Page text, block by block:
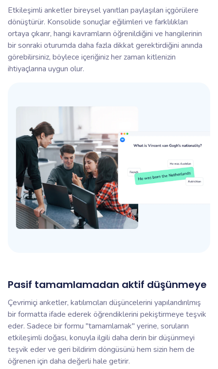
Etkileşimli anketler bireysel yanıtları paylaşılan içgörülere
dönüştürür. Konsolide sonuçlar eğilimleri ve farklılıkları
ortaya çıkarır, hangi kavramların öğrenildiğini ve hangilerinin
bir sonraki oturumda daha fazla dikkat gerektirdiğini anında
görebilirsiniz, böylece içeriğiniz her zaman kitlenizin
ihtiyaçlarına uygun olur.
Pasif tamamlamadan aktif düşünmeye
Çevrimiçi anketler, katılımcıları düşüncelerini yapılandırılmış
bir formatta ifade ederek öğrendiklerini pekiştirmeye teşvik
eder. Sadece bir formu "tamamlamak" yerine, soruların
etkileşimli doğası, konuyla ilgili daha derin bir düşünmeyi
teşvik eder ve geri bildirim döngüsünü hem sizin hem de
öğrenen için daha değerli hale getirir.